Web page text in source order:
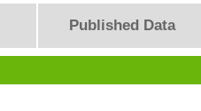
Published Data